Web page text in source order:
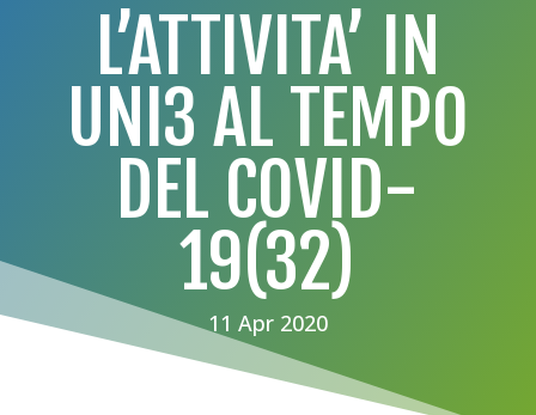
L’ATTIVITA’ IN
UNI3 AL TEMPO
DEL COVID-
19(32)
11 Apr 2020